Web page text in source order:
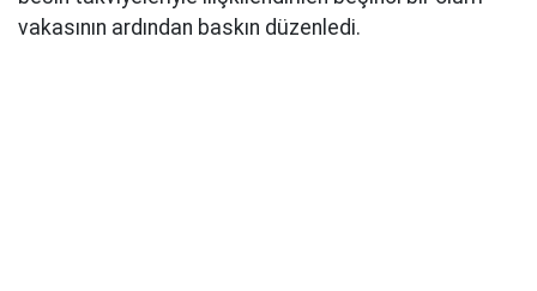
vakasının ardından baskın düzenledi.